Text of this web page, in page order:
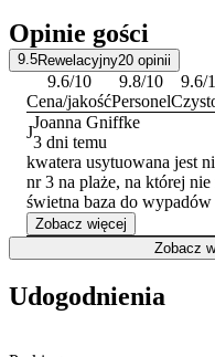
Opinie gości
9.5Rewelacyjny20 opinii
9.6/10
Cena/jakość
9.8/10
Personel
9.6/
J
Joanna Gniffke
3 dni temu
kwatera usytuowana jest
nr 3 na plaże, na której nie
świetna baza do
blisko ścieżka rowerowa.
Zobacz więcej
Zobacz
Udogodnienia